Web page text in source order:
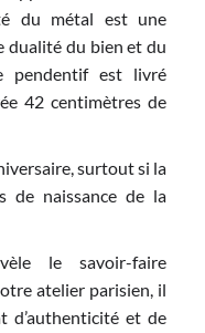
du métal est une
dualité du bien et du
pendentif est livré
42 centimètres de
surtout si la
de naissance de la
le savoir-faire
atelier parisien, il
d’authenticité et de